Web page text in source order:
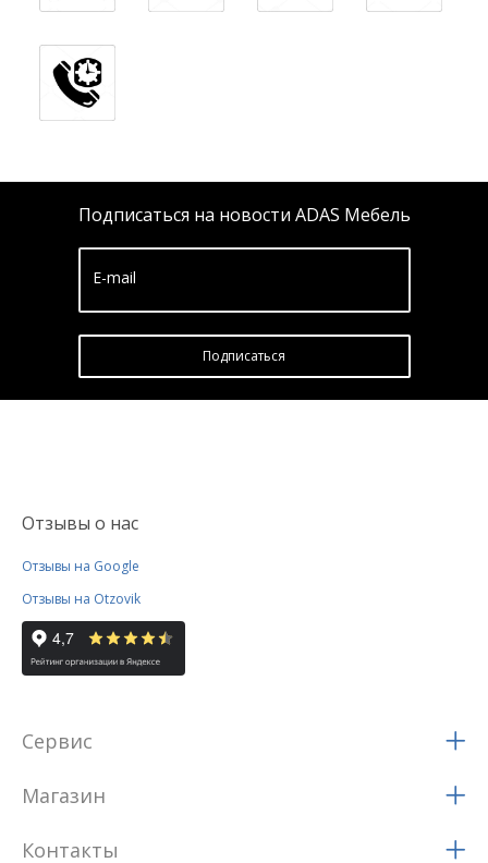
Подписаться на новости ADAS Мебель
E-mail
Подписатьcя
Отзывы о нас
Отзывы на Google
Отзывы на Otzovik
Сервис
Магазин
Контакты